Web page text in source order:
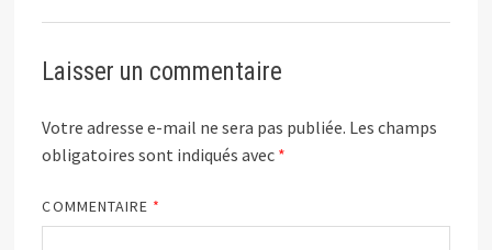
Laisser un commentaire
Votre adresse e-mail ne sera pas publiée. Les champs
obligatoires sont indiqués avec *
COMMENTAIRE *